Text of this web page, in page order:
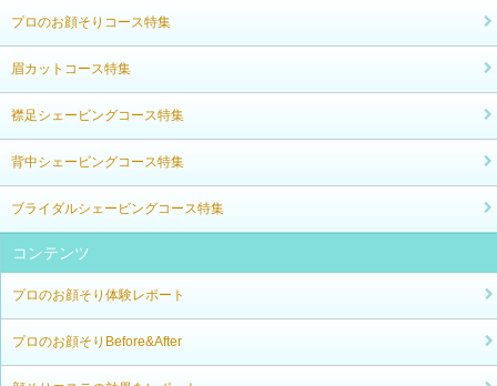
プロのお顔そりコース特集
眉カットコース特集
襟足シェービングコース特集
背中シェービングコース特集
ブライダルシェービングコース特集
コンテンツ
プロのお顔そり体験レポート
プロのお顔そりBefore&After